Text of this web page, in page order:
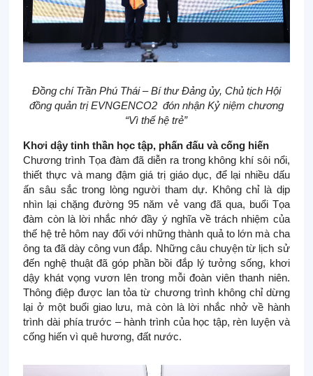
Đồng chí Trần Phú Thái – Bí thư Đảng ủy, Chủ tịch Hội
đồng quản trị EVNGENCO2 đón nhận Kỷ niệm chương
“Vì thế hệ trẻ”
Khơi dậy tinh thần học tập, phấn đấu và cống hiến
Chương trình Tọa đàm đã diễn ra trong không khí sôi nổi,
thiết thực và mang đậm giá trị giáo dục, để lại nhiều dấu
ấn sâu sắc trong lòng người tham dự. Không chỉ là dịp
nhìn lại chặng đường 95 năm vẻ vang đã qua, buổi Tọa
đàm còn là lời nhắc nhớ đầy ý nghĩa về trách nhiệm của
thế hệ trẻ hôm nay đối với những thành quả to lớn mà cha
ông ta đã dày công vun đắp. Những câu chuyện từ lịch sử
đến nghệ thuật đã góp phần bồi đắp lý tưởng sống, khơi
dậy khát vọng vươn lên trong mỗi đoàn viên thanh niên.
Thông điệp được lan tỏa từ chương trình không chỉ dừng
lại ở một buổi giao lưu, mà còn là lời nhắc nhở về hành
trình dài phía trước – hành trình của học tập, rèn luyện và
cống hiến vì quê hương, đất nước.